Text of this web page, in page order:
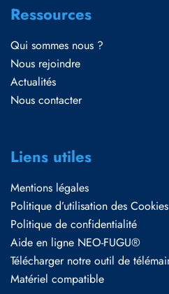
Ressources
Qui sommes nous ?
Nous rejoindre
Actualités
Nous contacter
Liens utiles
Mentions légales
Politique d’utilisation des Cookies
Politique de confidentialité
Aide en ligne NEO-FUGU®
Télécharger notre outil de
Matériel compatible